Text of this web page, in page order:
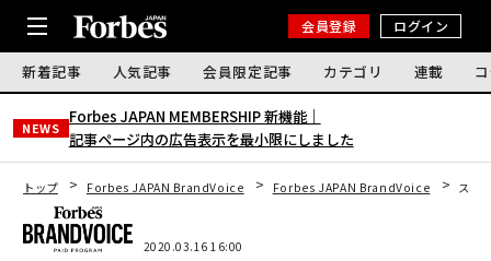
会員登録 ログイン
新着記事 人気記事 会員限定記事 カテゴリ 連載
NEWS
Forbes JAPAN MEMBERSHIP 新機能｜
記事ページ内の広告表示を最小限にしました
トップ Forbes JAPAN BrandVoice Forbes JAPAN BrandVoice スタ
2020.03.16 16:00